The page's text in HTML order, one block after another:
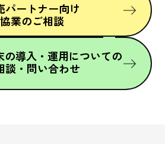
パートナー向け
協業のご相談
の導入・運用についての
談・問い合わせ